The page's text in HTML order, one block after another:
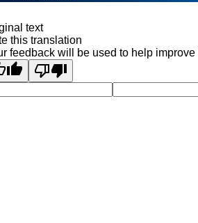
text
this translation
feedback will be used to help